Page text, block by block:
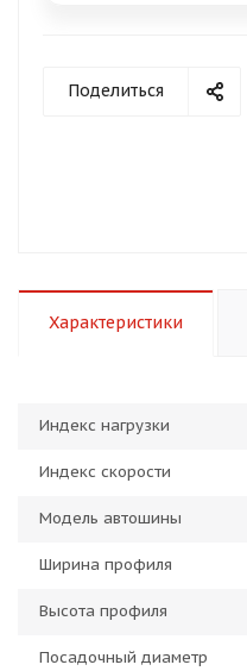
Поделиться
Характеристики
Индекс нагрузки
Индекс скорости
Модель автошины
Ширина профиля
Высота профиля
Посадочный диаметр